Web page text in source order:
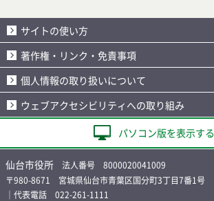
サイトの使い方
著作権・リンク・免責事項
個人情報の取り扱いについて
ウェブアクセシビリティへの取り組み
パソコン版を表示する
仙台市役所 法人番号 8000020041009
〒980-8671 宮城県仙台市青葉区国分町3丁目7番1号
｜代表電話 022-261-1111